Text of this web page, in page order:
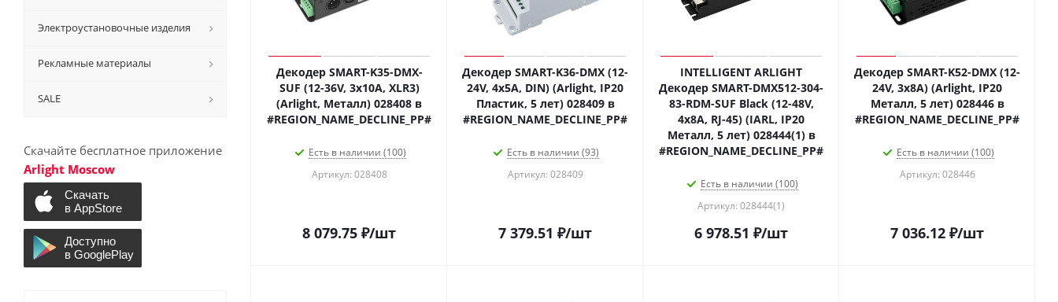
Декодер SMART-K35-DMX-
SUF (12-36V, 3x10A, XLR3)
(Arlight, Металл) 028408 в
#REGION_NAME_DECLINE_PP#
Есть в наличии (100)
Артикул: 028408
8 079.75 ₽/шт
Декодер SMART-K36-DMX (12-
24V, 4x5A, DIN) (Arlight, IP20
Пластик, 5 лет) 028409 в
#REGION_NAME_DECLINE_PP#
Есть в наличии (93)
Артикул: 028409
7 379.51 ₽/шт
INTELLIGENT ARLIGHT
Декодер SMART-DMX512-304-
83-RDM-SUF Black (12-48V,
4x8A, RJ-45) (IARL, IP20
Металл, 5 лет) 028444(1) в
#REGION_NAME_DECLINE_PP#
Есть в наличии (100)
Артикул: 028444(1)
6 978.51 ₽/шт
Декодер SMART-K52-DMX (12-
24V, 3x8A) (Arlight, IP20
Металл, 5 лет) 028446 в
#REGION_NAME_DECLINE_PP#
Есть в наличии (100)
Артикул: 028446
7 036.12 ₽/шт
Электроустановочные изделия
Рекламные материалы
SALE
Скачайте бесплатное приложение
Arlight Moscow